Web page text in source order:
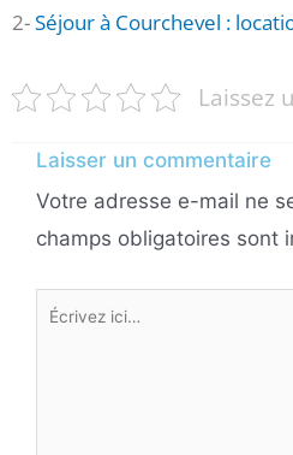
2-Séjour à Courchevel :
Laissez
Laisser un commentaire
Votre adresse e-mail ne
champs obligatoires sont
Écrivez